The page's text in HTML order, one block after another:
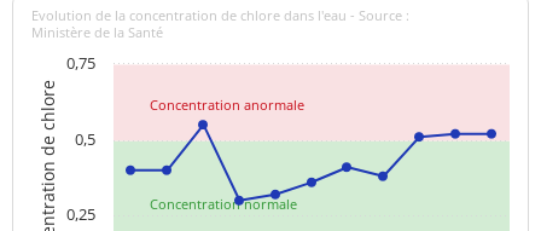
Concentration normale
Concentration anormale
Concentration de chlore
Evolution de la concentration de chlore dans l'eau - Source :
Ministère de la Santé
0,25
0,5
0,75